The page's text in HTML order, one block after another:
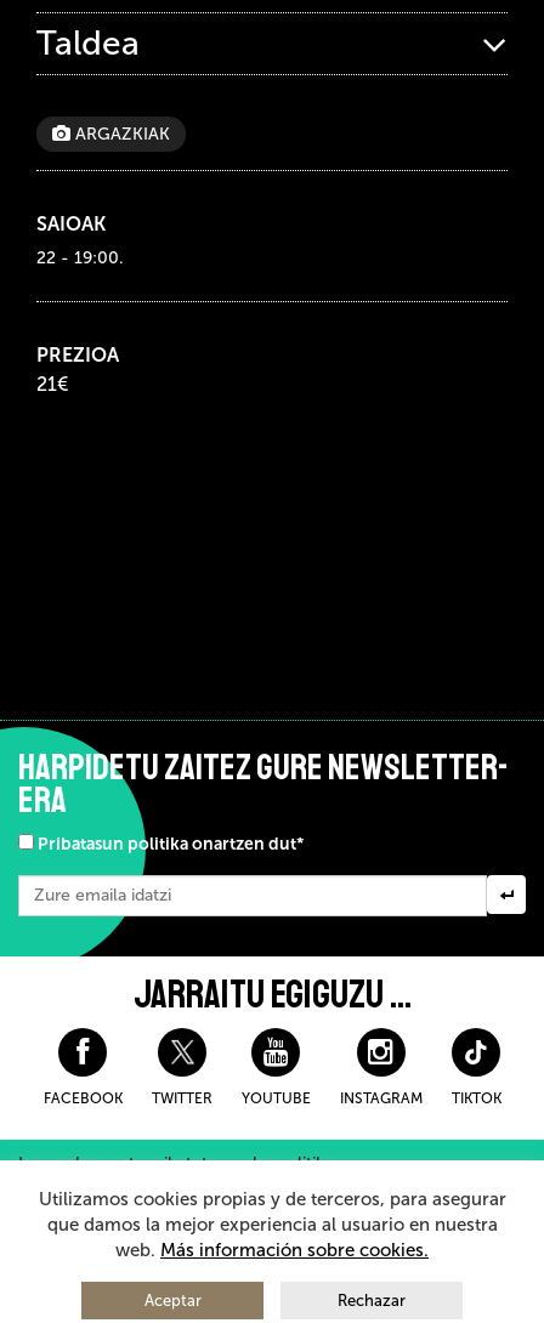
Taldea
ARGAZKIAK
SAIOAK
22 - 19:00.
PREZIOA
21€
HARPIDETU ZAITEZ GURE NEWSLETTER-
ERA
Pribatasun politika onartzen dut*
JARRAITU EGIGUZU ...
FACEBOOK TWITTER YOUTUBE INSTAGRAM TIKTOK
Lege-oharra eta pribatutasuneko politika
Erosteko Baldintza Orokorroak
Cookieei buruzko politika
Barneko Informazio Sistema
© 2026 - Teatro Arriaga AntzokiaEskubide guztiak erreserbatuta
Utilizamos cookies propias y de terceros, para asegurar
que damos la mejor experiencia al usuario en nuestra
web. Más información sobre cookies.
Aceptar Rechazar